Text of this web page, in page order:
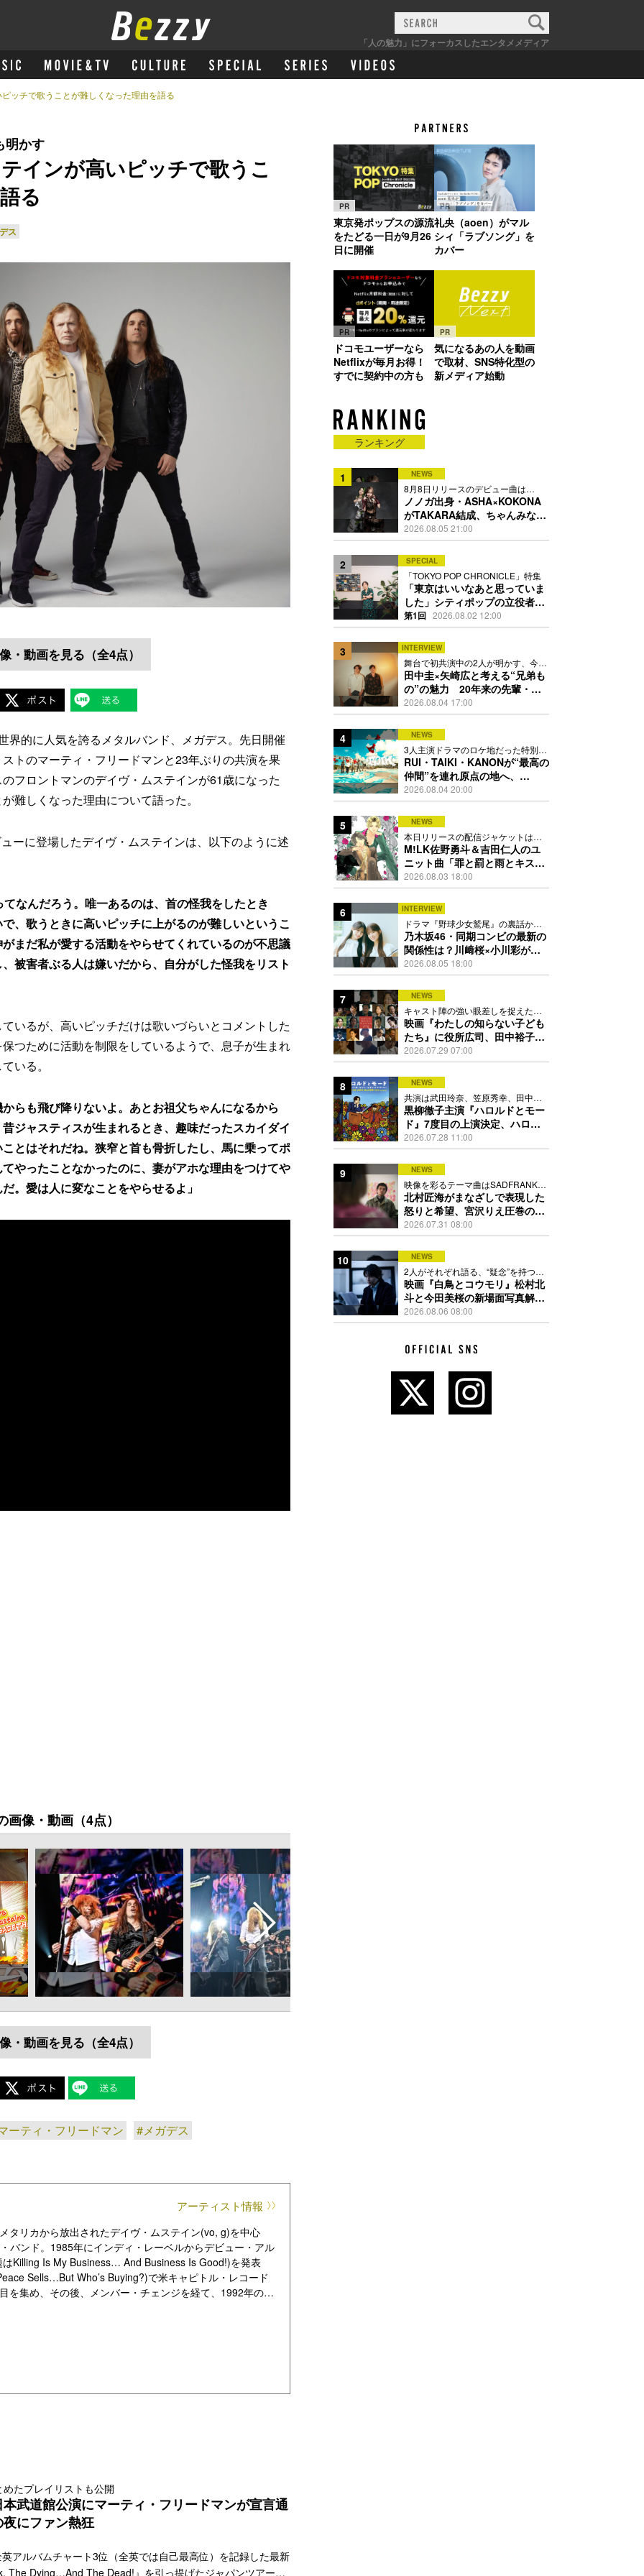
「人の魅力」にフォーカスしたエンタメメディア
ッチで歌うことが難しくなった理由を語る
明かす
インが高いピッチで歌うこ
る
ス
・動画を見る（全4点）
界的に人気を誇るメタルバンド、メガデス。先日開催
トのマーティ・フリードマンと23年ぶりの共演を果
フロントマンのデイヴ・ムステインが61歳になった
難しくなった理由について語った。
ーに登場したデイヴ・ムステインは、以下のように述
なんだろう。唯一あるのは、首の怪我をしたとき
、歌うときに高いピッチに上がるのが難しいというこ
まだ私が愛する活動をやらせてくれているのが不思議
被害者ぶる人は嫌いだから、自分がした怪我をリスト
いるが、高いピッチだけは歌いづらいとコメントした
つために活動を制限をしているようで、息子が生まれ
いる。
らも飛び降りないよ。あとお祖父ちゃんになるから
ジャスティスが生まれるとき、趣味だったスカイダイ
とはそれだね。狭窄と首も骨折したし、馬に乗ってポ
やったことなかったのに、妻がアホな理由をつけてや
。愛は人に変なことをやらせるよ」
画像・動画（4点）
・動画を見る（全4点）
ーティ・フリードマン #メガデス
アーティスト情報
タリカから放出されたデイヴ・ムステイン(vo, g)を中心
バンド。1985年にインディ・レーベルからデビュー・アル
Killing Is My Business… And Business Is Good!)を発表
Sells…But Who’s Buying?)で米キャピトル・レコード
を集め、その後、メンバー・チェンジを経て、1992年のア
2004年にデイヴ・ムステインを中心にバンドが再始動さ
はTh1rt3en)は、全米最高11位を記録。続く2013年にリリ
Super Collider)は、全米最高6位をマークする大ヒットを
デスは、これまでにアルバムの総売り上げ枚数が全世界
回ノミネートされています。メタリカ、スレイヤー、ア
たプレイリストも公開
武道館公演にマーティ・フリードマンが宣言通
にファン熱狂
アルバムチャート3位（全英では自己最高位）を記録した最新
The Dying…And The Dead!』を引っ提げたジャパンツアーを
PR
東京発ポップスの源流
をたどる一日が9月26
日に開催
PR
礼央（aoen）がマル
シィ「ラブソング」を
カバー
PR
ドコモユーザーなら
Netflixが毎月お得！
すでに契約中の方も
PR
気になるあの人を動画
で取材、SNS特化型の
新メディア始動
ランキング
1 NEWS
8月8日リリースのデビュー曲は
「Time is money」
ノノガ出身・ASHA×KOKONA
がTAKARA結成、ちゃんみな主
宰レーベル第2弾アーティスト
に
2026.08.05 21:00
2 SPECIAL
「TOKYO POP CHRONICLE」特集
「東京はいいなあと思っていま
した」シティポップの立役者・
伊藤銀次の名曲回想録
第1回 2026.08.02 12:00
3 INTERVIEW
舞台で初共演中の2人が明かす、今の
自分をつくる恩人の存在
田中圭×矢崎広と考える“兄弟も
の”の魅力 20年来の先輩・後
輩が初めて見つけた互いの共通
点とは
2026.08.04 17:00
4 NEWS
3人主演ドラマのロケ地だった特別な
場所で撮影を敢行
RUI・TAIKI・KANONが“最高の
仲間”を連れ原点の地へ、
STARGLOW「GOTH」ダンス
映像公開
2026.08.04 20:00
5 NEWS
本日リリースの配信ジャケットは
PEACH-PITが描き下ろし
M!LK佐野勇斗＆吉田仁人のユ
ニット曲「罪と罰と雨とキス」
MV公開、2人が霧雨と共に舞い
踊る
2026.08.03 18:00
6 INTERVIEW
ドラマ『野球少女鷲尾』の裏話から
隠れた素顔にたっぷり迫る
乃木坂46・同期コンビの最新の
関係性は？川﨑桜×小川彩が明
かす互いの推しポイント
2026.08.05 18:00
7 NEWS
キャスト陣の強い眼差しを捉えたポ
スター、本予告も解禁
映画『わたしの知らない子ども
たち』に役所広司、田中裕子、
岡田准一、吉田羊、坂東龍汰ら
13人
2026.07.29 07:00
8 NEWS
共演は武田玲奈、笠原秀幸、田中要
次、井川遥
黒柳徹子主演『ハロルドとモー
ド』7度目の上演決定、ハロル
ド役はKEY TO LIT岩﨑大昇
2026.07.28 11:00
9 NEWS
映像を彩るテーマ曲はSADFRANKが
歌う「愛の讃歌」カバー
北村匠海がまなざしで表現した
怒りと希望、宮沢りえ圧巻の演
技が光る『しびれ』90秒予告解
禁
2026.07.31 08:00
10 NEWS
2人がそれぞれ語る、“疑念”を持つこ
との苦しさとは
映画『白鳥とコウモリ』松村北
斗と今田美桜の新場面写真解
禁、事件前後で一変する表情捉
えた全4点
2026.08.06 08:00